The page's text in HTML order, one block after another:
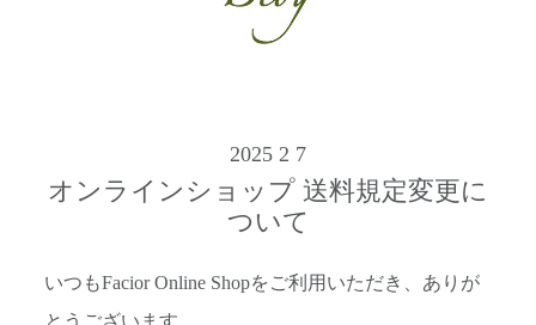
す。
2025 2 7
オンラインショップ 送料規定変更に
ついて
いつもFacior Online Shopをご利用いただき、ありが